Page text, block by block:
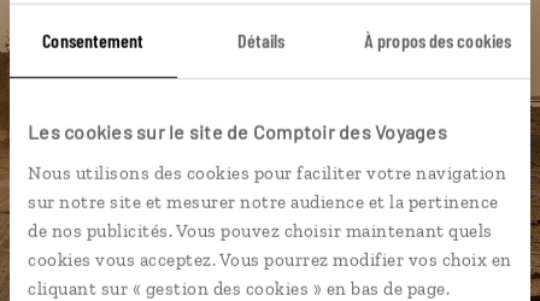
Consentement Détails À propos des cookies
Les cookies sur le site de Comptoir des Voyages
Nous utilisons des cookies pour faciliter votre navigation
sur notre site et mesurer notre audience et la pertinence
de nos publicités. Vous pouvez choisir maintenant quels
cookies vous acceptez. Vous pourrez modifier vos choix en
cliquant sur « gestion des cookies » en bas de page.